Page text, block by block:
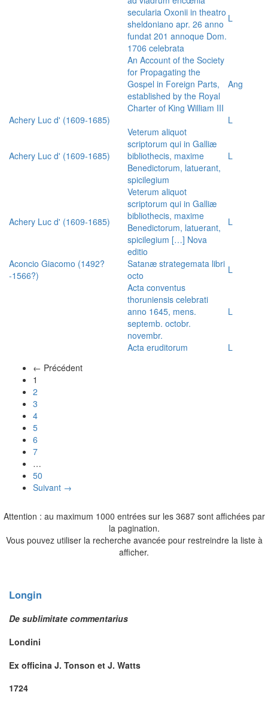
secularia Oxonii in theatro
sheldoniano apr. 26 anno
fundat 201 annoque Dom.
1706 celebrata
L
An Account of the Society
for Propagating the
Gospel in Foreign Parts,
established by the Royal
Charter of King William III
Ang
Achery Luc d' (1609-1685) L
Achery Luc d' (1609-1685)
Veterum aliquot
scriptorum qui in Galliæ
bibliothecis, maxime
Benedictorum, latuerant,
spicilegium
L
Achery Luc d' (1609-1685)
Veterum aliquot
scriptorum qui in Galliæ
bibliothecis, maxime
Benedictorum, latuerant,
spicilegium […] Nova
editio
L
Aconcio Giacomo (1492?
-1566?)
Satanæ strategemata libri
octo
L
Acta conventus
thoruniensis celebrati
anno 1645, mens.
septemb. octobr.
novembr.
L
Acta eruditorum
L
← Précédent
1
2
3
4
5
6
7
…
50
Suivant →
Attention : au maximum 1000 entrées sur les 3687 sont affichées par
la pagination.
Vous pouvez utiliser la recherche avancée pour restreindre la liste à
afficher.
Longin
De sublimitate commentarius
Londini
Ex officina J. Tonson et J. Watts
1724